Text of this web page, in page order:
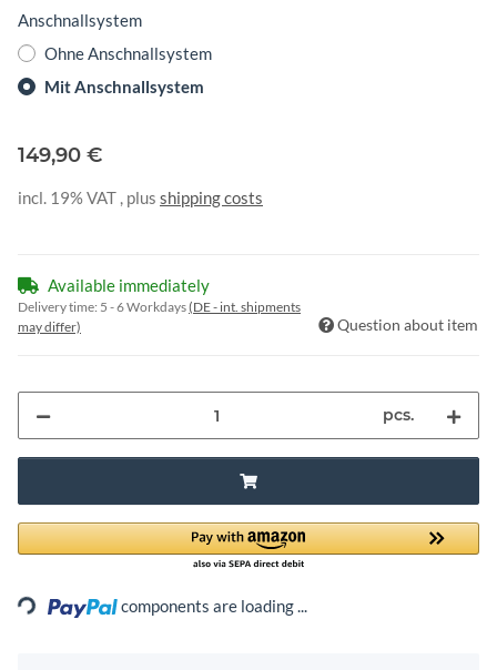
Anschnallsystem
Ohne Anschnallsystem
Mit Anschnallsystem
149,90 €
incl. 19% VAT , plus shipping costs
Available immediately
Delivery time: 5 - 6 Workdays(DE - int. shipments
may differ)
Question about item
pcs.
Loading... components are loading ...